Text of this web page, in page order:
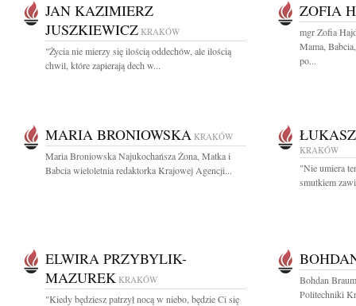
JAN KAZIMIERZ
JUSZKIEWICZ KRAKÓW
"Życia nie mierzy się ilością oddechów, ale ilością
chwil, które zapierają dech w...
ZOFIA
mgr Zofia
Mama,
po...
MARIA BRONIOWSKA KRAKÓW
Maria Broniowska Najukochańsza Żona, Matka i
Babcia wieloletnia redaktorka Krajowej Agencji...
KRAKÓW
"Nie umiera
smutkiem
ELWIRA PRZYBYLIK-
MAZUREK KRAKÓW
"Kiedy będziesz patrzył nocą w niebo, będzie Ci się
Bohdan
Politechniki